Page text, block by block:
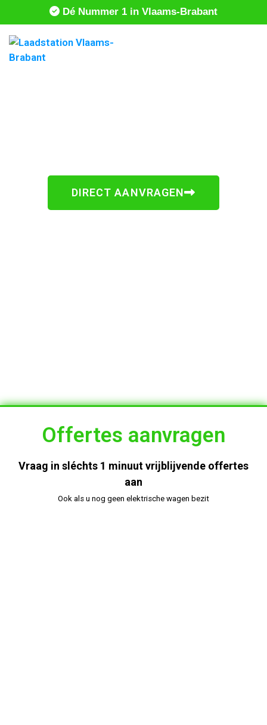
Dé Nummer 1 in Vlaams-Brabant
DIRECT AANVRAGEN
Offertes aanvragen
Vraag in sléchts 1 minuut vrijblijvende offertes
aan
Ook als u nog geen elektrische wagen bezit